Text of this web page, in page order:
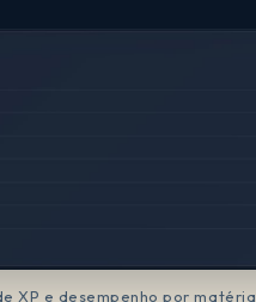
XP e desempenho por matéria